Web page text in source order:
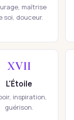
maîtrise
soi, douceur.
XVII
L'Étoile
inspiration,
guérison.